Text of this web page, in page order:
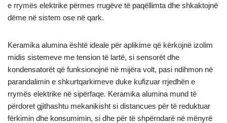
e rrymës elektrike përmes rrugëve të paqëllimta dhe shkaktojnë
dëme në sistem ose në qark.
Keramika alumina është ideale për aplikime që kërkojnë izolim
midis sistemeve me tension të lartë, si sensorët dhe
kondensatorët që funksionojnë në mijëra volt, pasi ndihmon në
parandalimin e shkurtqarkimeve duke kufizuar rrjedhën e
rrymës elektrike në sipërfaqe. Keramika alumina mund të
përdoret gjithashtu mekanikisht si distancues për të reduktuar
fërkimin dhe konsumimin, si dhe për të shpërndarë në mënyrë